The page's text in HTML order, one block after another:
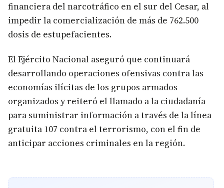
financiera del narcotráfico en el sur del Cesar, al
impedir la comercialización de más de 762.500
dosis de estupefacientes.
El Ejército Nacional aseguró que continuará
desarrollando operaciones ofensivas contra las
economías ilícitas de los grupos armados
organizados y reiteró el llamado a la ciudadanía
para suministrar información a través de la línea
gratuita 107 contra el terrorismo, con el fin de
anticipar acciones criminales en la región.